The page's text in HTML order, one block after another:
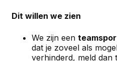
Dit willen we zien
We zijn een
dat je zoveel als
verhinderd, meld dan